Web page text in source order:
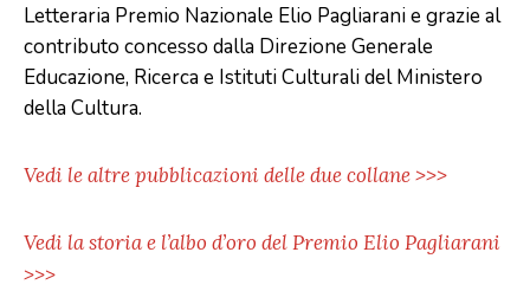
Letteraria Premio Nazionale Elio Pagliarani e grazie al
contributo concesso dalla Direzione Generale
Educazione, Ricerca e Istituti Culturali del Ministero
della Cultura.
Vedi le altre pubblicazioni delle due collane >>>
Vedi la storia e l’albo d’oro del Premio Elio Pagliarani
>>>